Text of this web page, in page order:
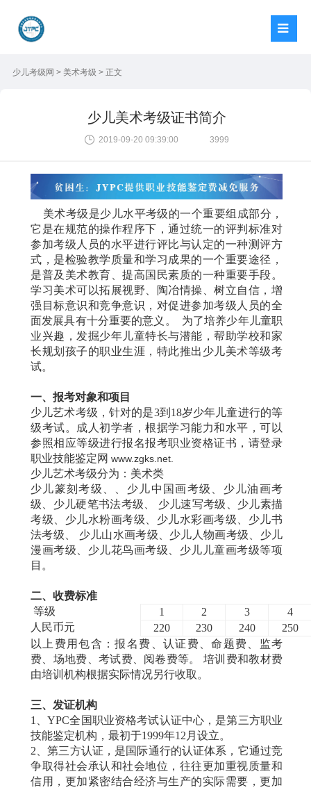
少儿考级网 > 美术考级 > 正文
少儿美术考级证书简介
2019-09-20 09:39:00 3999
美术考级是少儿水平考级的一个重要组成部分，
它是在规范的操作程序下，通过统一的评判标准对
参加考级人员的水平进行评比与认定的一种测评方
式，是检验教学质量和学习成果的一个重要途径，
是普及美术教育、提高国民素质的一种重要手段。
学习美术可以拓展视野、陶冶情操、树立自信，增
强目标意识和竞争意识，对促进参加考级人员的全
面发展具有十分重要的意义。 为了培养少年儿童职
业兴趣，发掘少年儿童特长与潜能，帮助学校和家
长规划孩子的职业生涯，特此推出少儿美术等级考
试。
一、报考对象和项目
少儿艺术考级，针对的是3到18岁少年儿童进行的等
级考试。成人初学者，根据学习能力和水平，可以
参照相应等级进行报名报考职业资格证书，请登录
职业技能鉴定网 www.zgks.net.
少儿艺术考级分为：美术类
少儿篆刻考级、、少儿中国画考级、少儿油画考
级、少儿硬笔书法考级、 少儿速写考级、少儿素描
考级、少儿水粉画考级、少儿水彩画考级、少儿书
法考级、 少儿山水画考级、少儿人物画考级、少儿
漫画考级、少儿花鸟画考级、少儿儿童画考级等项
目。
二、收费标准
等级
1 2 3
4
人民币元
220 230 240
250
以上费用包含：报名费、认证费、命题费、监考
费、场地费、考试费、阅卷费等。 培训费和教材费
由培训机构根据实际情况另行收取。
三、发证机构
1、YPC全国职业资格考试认证中心，是第三方职业
技能鉴定机构，最初于1999年12月设立。
2、第三方认证，是国际通行的认证体系，它通过竞
争取得社会承认和社会地位，往往更加重视质量和
信用，更加紧密结合经济与生产的实际需要，更加